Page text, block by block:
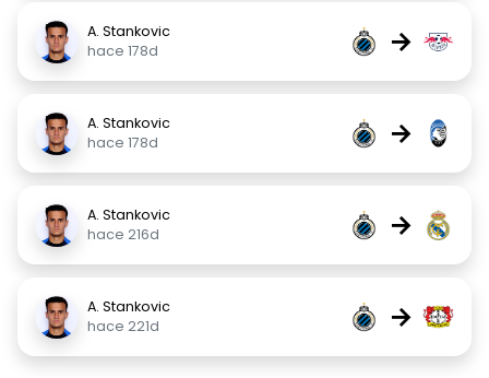
A. Stankovic
hace 178d
→
A. Stankovic
hace 178d
→
A. Stankovic
hace 216d
→
A. Stankovic
hace 221d
→